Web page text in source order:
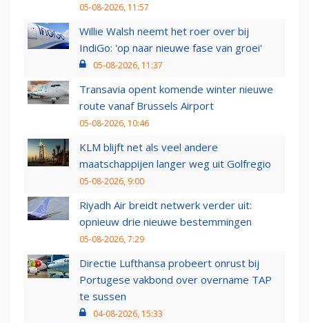
05-08-2026, 11:57
Willie Walsh neemt het roer over bij
IndiGo: 'op naar nieuwe fase van groei'
05-08-2026, 11:37
Transavia opent komende winter nieuwe
route vanaf Brussels Airport
05-08-2026, 10:46
KLM blijft net als veel andere
maatschappijen langer weg uit Golfregio
05-08-2026, 9:00
Riyadh Air breidt netwerk verder uit:
opnieuw drie nieuwe bestemmingen
05-08-2026, 7:29
Directie Lufthansa probeert onrust bij
Portugese vakbond over overname TAP
te sussen
04-08-2026, 15:33